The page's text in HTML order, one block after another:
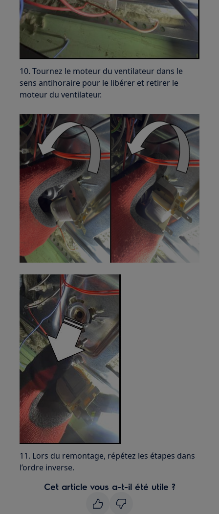
10. Tournez le moteur du ventilateur dans le
sens antihoraire pour le libérer et retirer le
moteur du ventilateur.
11. Lors du remontage, répétez les étapes dans
l’ordre inverse.
Cet article vous a-t-il été utile ?